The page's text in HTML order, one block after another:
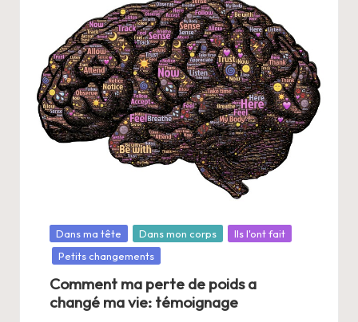
Posté
dans
Dans ma tête Dans mon corps
Ils l'ont fait
Petits changements
Comment ma perte de poids a
changé ma vie: témoignage